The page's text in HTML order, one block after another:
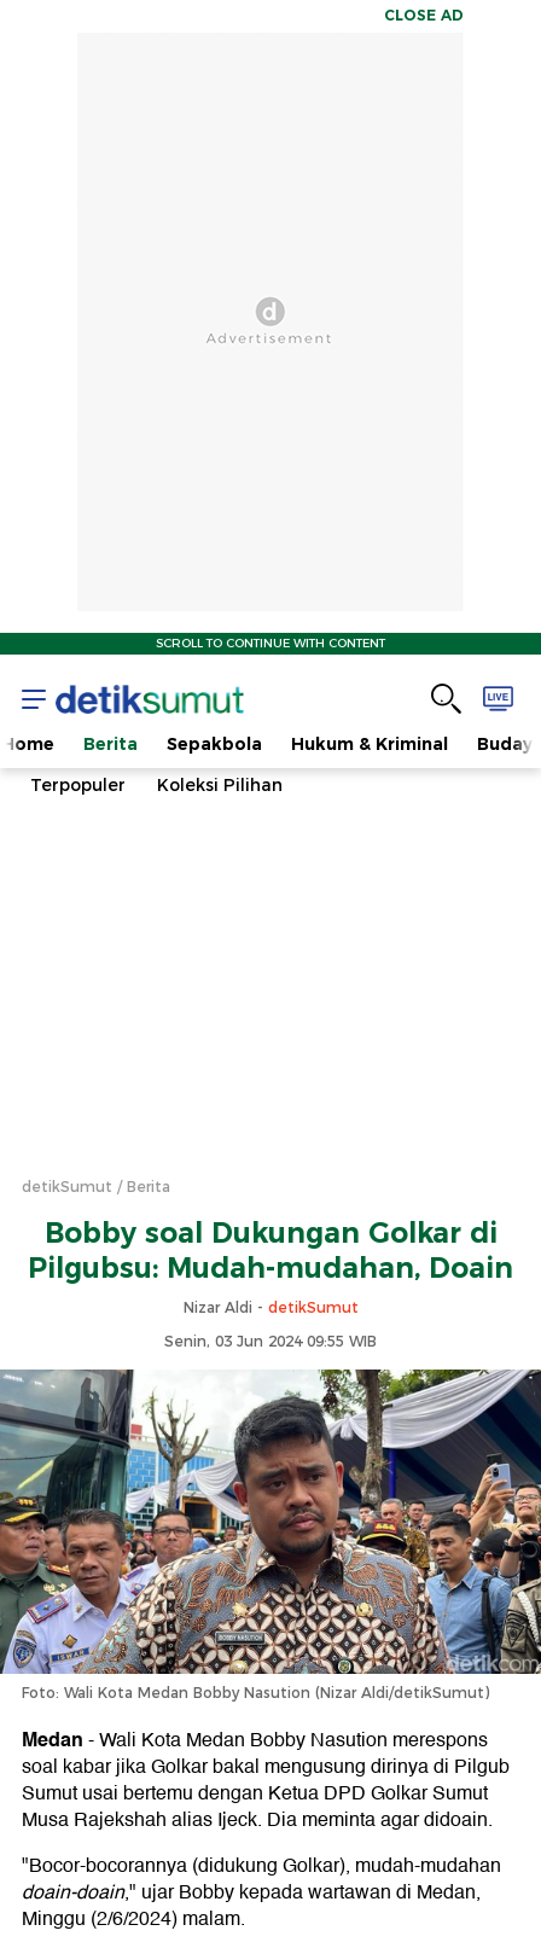
CLOSE AD
SCROLL TO CONTINUE WITH CONTENT
Home Berita Sepakbola Hukum & Kriminal
Terpopuler
Koleksi Pilihan
detikSumut Berita
Bobby soal Dukungan Golkar di
Pilgubsu: Mudah-mudahan, Doain
Nizar Aldi - detikSumut
Senin, 03 Jun 2024 09:55 WIB
Foto: Wali Kota Medan Bobby Nasution (Nizar Aldi/detikSumut)
Medan-Wali Kota Medan Bobby Nasution merespons
soal kabar jika Golkar bakal mengusung dirinya di Pilgub
Sumut usai bertemu dengan Ketua DPD Golkar Sumut
Musa Rajekshah alias Ijeck. Dia meminta agar didoain.
"Bocor-bocorannya (didukung Golkar), mudah-mudahan
doain-doain," ujar Bobby kepada wartawan di Medan,
Minggu (2/6/2024) malam.